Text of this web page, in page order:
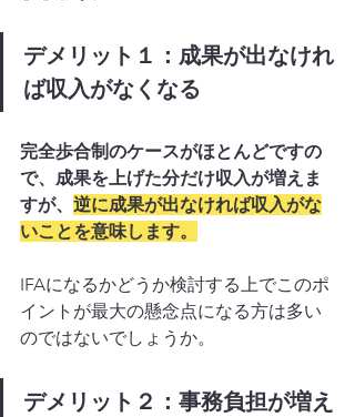
デメリット１：成果が出なけれ
ば収入がなくなる
完全歩合制のケースがほとんどですの
で、成果を上げた分だけ収入が増えま
すが、 逆に成果が出なければ収入がな
いことを意味します。
IFAになるかどうか検討する上でこのポ
イントが最大の懸念点になる方は多い
のではないでしょうか。
デメリット２：事務負担が増え